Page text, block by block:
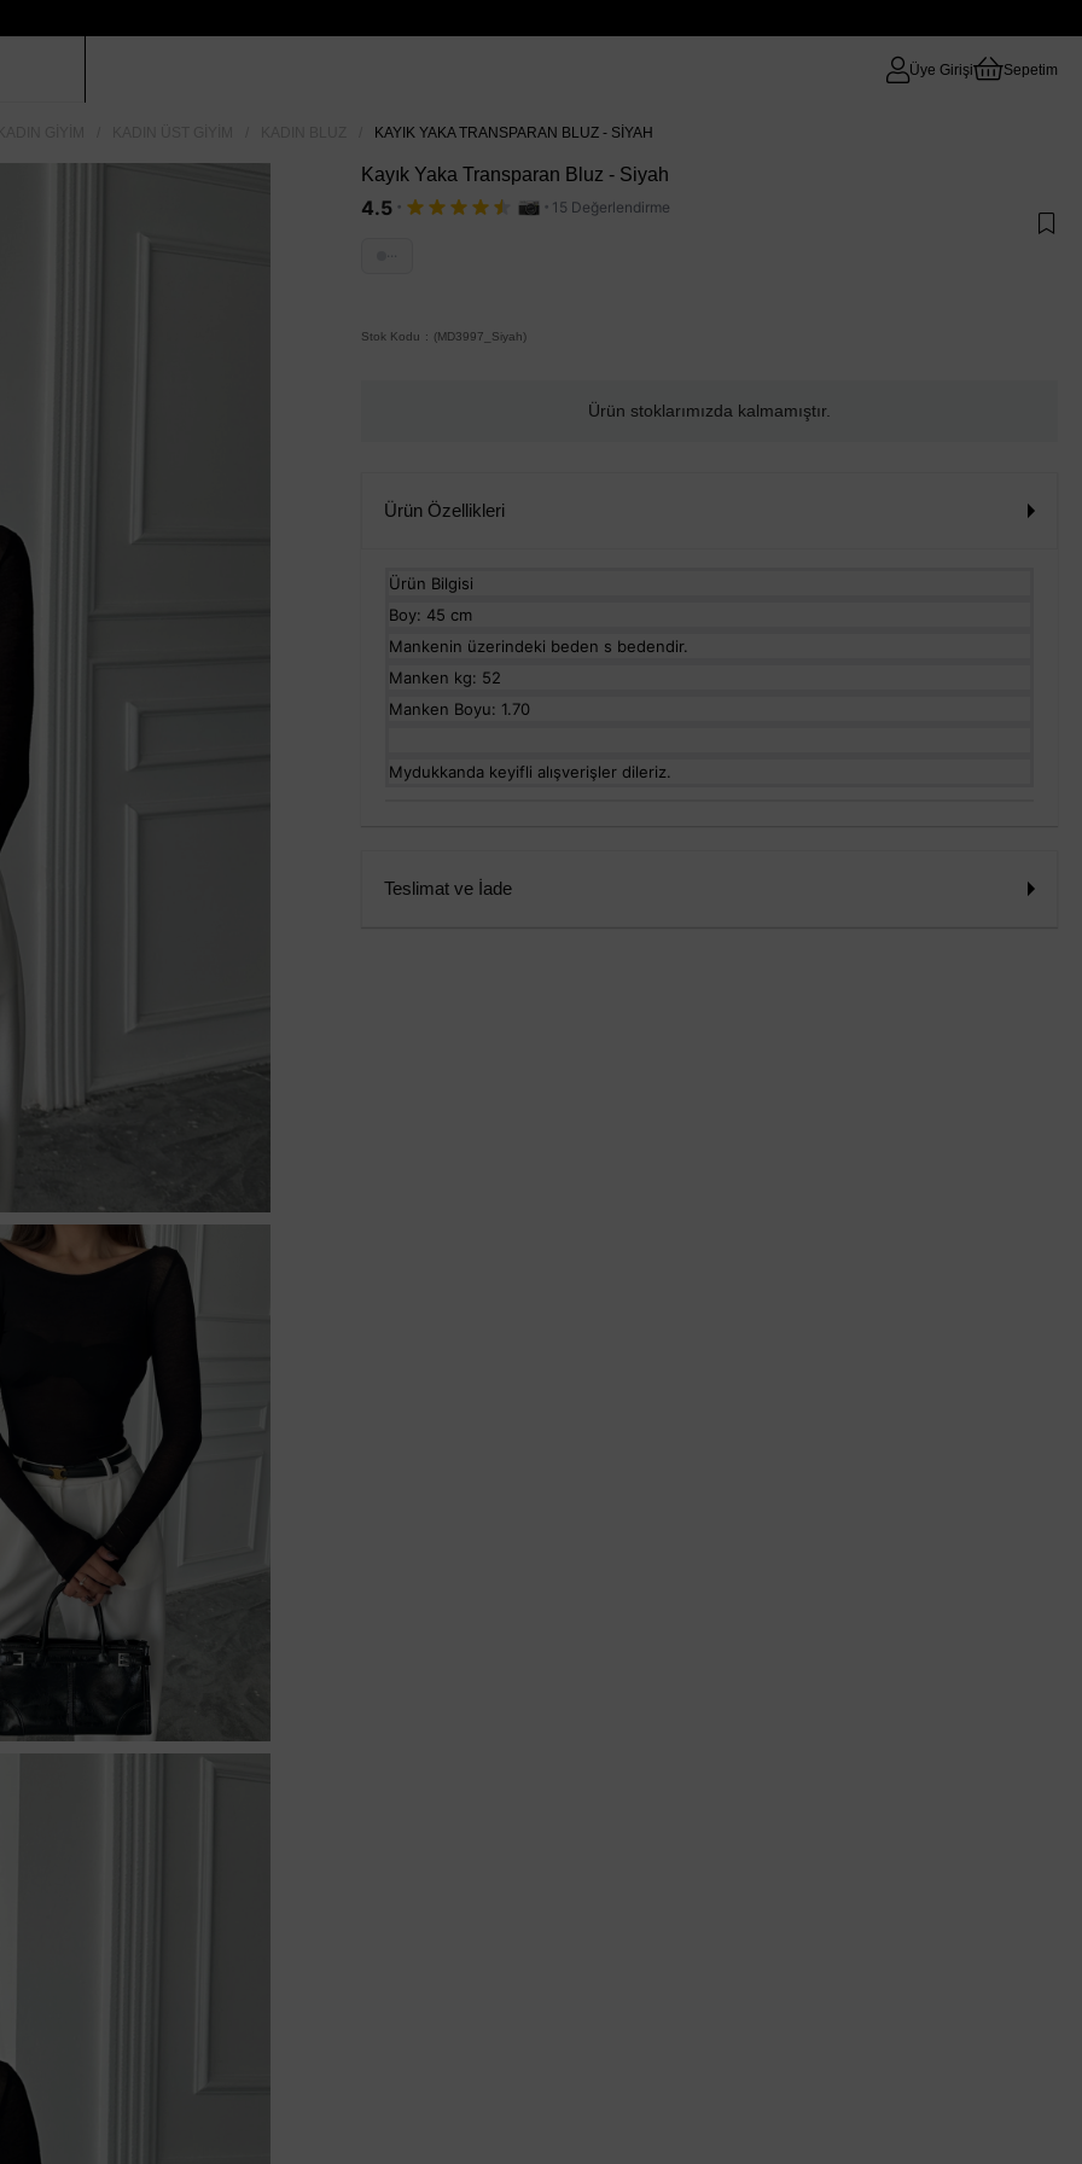
Üye Girişi Sepetim
KAYIK YAKA TRANSPARAN BLUZ - SIYAH
Kayık Yaka Transparan Bluz - Siyah
4.5 · · 15 Değerlendirme
···
Stok Kodu (MD3997_Siyah)
Ürün stoklarımızda kalmamıştır.
Ürün Özellikleri
Ürün Bilgisi
Boy: 45 cm
Mankenin üzerindeki beden s bedendir.
Manken kg: 52
Manken Boyu: 1.70
Mydukkanda keyifli alışverişler dileriz.
Teslimat ve İade